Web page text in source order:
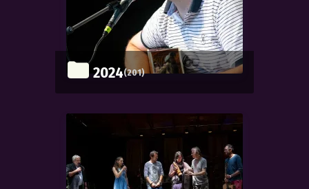
2024(201)